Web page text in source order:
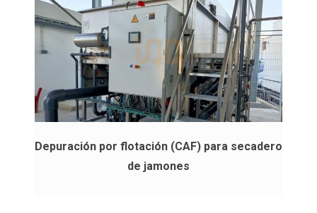
Depuración por flotación (CAF) para secadero
de jamones